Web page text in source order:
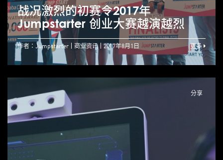
战况激烈的初赛令2017年
Jumpstarter 创业大赛越演越烈
作者：Jumpstarter 商业资讯 2017年8月1日 更多
分享